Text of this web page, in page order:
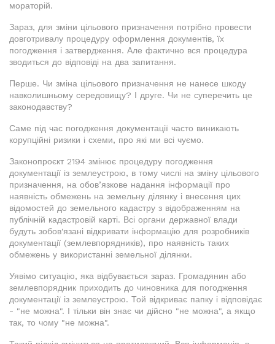
мораторій.
Зараз, для зміни цільового призначення потрібно провести
довготривалу процедуру оформлення документів, їх
погодження і затвердження. Але фактично вся процедура
зводиться до відповіді на два запитання.
Перше. Чи зміна цільового призначення не нанесе шкоду
навколишньому середовищу? І друге. Чи не суперечить це
законодавству?
Саме під час погодження документації часто виникають
корупційні ризики і схеми, про які ми всі чуємо.
Законопроєкт 2194 змінює процедуру погодження
документації із землеустрою, в тому числі на зміну цільового
призначення, на обов’язкове надання інформації про
наявність обмежень на земельну ділянку і внесення цих
відомостей до земельного кадастру з відображенням на
публічній кадастровій карті. Всі органи державної влади
будуть зобов'язані відкривати інформацію для розробників
документації (землевпорядників), про наявність таких
обмежень у використанні земельної ділянки.
Уявімо ситуацію, яка відбувається зараз. Громадянин або
землевпорядник приходить до чиновника для погодження
документації із землеустрою. Той відкриває папку і відповідає
- "не можна". І тільки він знає чи дійсно "не можна", а якщо
так, то чому "не можна".